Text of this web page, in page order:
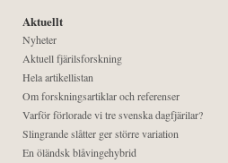
Aktuellt
Nyheter
Aktuell fjärilsforskning
Hela artikellistan
Om forskningsartiklar och referenser
Varför förlorade vi tre svenska dagfjärilar?
Slingrande slåtter ger större variation
En öländsk blåvingehybrid